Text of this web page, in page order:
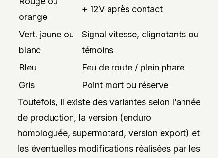
orange
+ 12V après contact
Vert, jaune ou
blanc
Signal vitesse, clignotants ou
témoins
Bleu
Feu de route / plein phare
Gris
Point mort ou réserve
Toutefois, il existe des variantes selon l’année
de production, la version (enduro
homologuée, supermotard, version export) et
les éventuelles modifications réalisées par les